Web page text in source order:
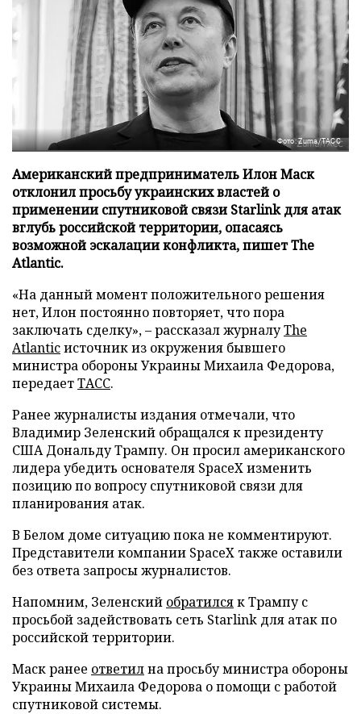
Фото: Zuma/ТАСС
Американский предприниматель Илон Маск
отклонил просьбу украинских властей о
применении спутниковой связи Starlink для атак
вглубь российской территории, опасаясь
возможной эскалации конфликта, пишет The
Atlantic.
«На данный момент положительного решения
нет, Илон постоянно повторяет, что пора
заключать сделку», – рассказал журналуThe
Atlanticисточник из окружения бывшего
министра обороны Украины Михаила Федорова,
передаетТАСС.
Ранее журналисты издания отмечали, что
Владимир Зеленский обращался к президенту
США Дональду Трампу. Он просил американского
лидера убедить основателя SpaceX изменить
позицию по вопросу спутниковой связи для
планирования атак.
В Белом доме ситуацию пока не комментируют.
Представители компании SpaceX также оставили
без ответа запросы журналистов.
Напомним, Зеленский обратилсяк Трампу с
просьбой задействовать сеть Starlink для атак по
российской территории.
Маск ранее ответилна просьбу министра обороны
Украины Михаила Федорова о помощи с работой
спутниковой системы.